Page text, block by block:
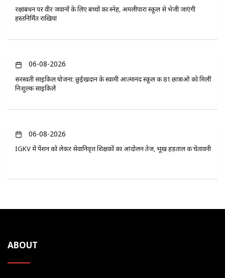
रक्षाबंधन पर वीर जवानों के लिए बच्चों का स्नेह, अमलीपारा स्कूल से भेजी जाएंगी
हस्तनिर्मित राखियां
06-08-2026
सरस्वती साइकिल योजना: छुईखदान के स्वामी आत्मानंद स्कूल की 81 छात्राओं को मिलीं
निःशुल्क साइकिलें
06-08-2026
IGKV में पेंशन को लेकर सेवानिवृत्त शिक्षकों का आंदोलन तेज, भूख हड़ताल की चेतावनी
ABOUT